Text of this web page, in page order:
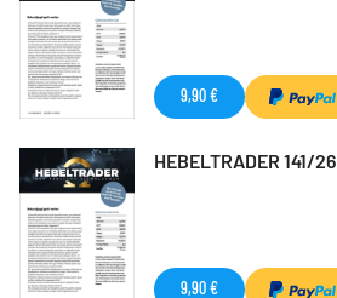
9,90 €
HEBELTRADER 141/26
9,90 €